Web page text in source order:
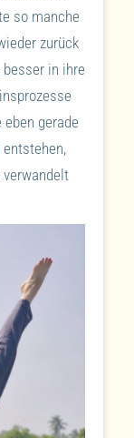
so manche
zurück
in ihre
gerade